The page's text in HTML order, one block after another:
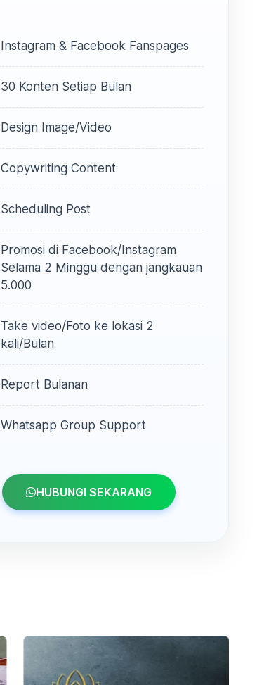
Instagram & Facebook Fanspages
30 Konten Setiap Bulan
Design Image/Video
Copywriting Content
Scheduling Post
Promosi di Facebook/Instagram
Selama 2 Minggu dengan jangkauan
5.000
Take video/Foto ke lokasi 2
kali/Bulan
Report Bulanan
Whatsapp Group Support
HUBUNGI SEKARANG